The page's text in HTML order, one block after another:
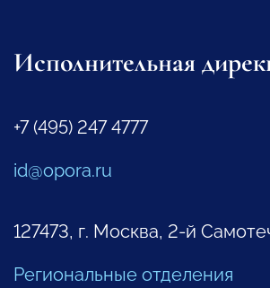
Исполнительная
+7 (495) 247 4777
id@opora.ru
127473, г. Москва, 2-й
Региональные отделения